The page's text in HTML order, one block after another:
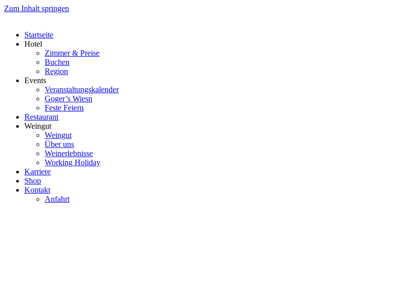
Zum Inhalt springen
Startseite
Hotel
Zimmer & Preise
Buchen
Region
Events
Veranstaltungskalender
Goger’s Wiesn
Feste Feiern
Restaurant
Weingut
Weingut
Über uns
Weinerlebnisse
Working Holiday
Karriere
Shop
Kontakt
Anfahrt